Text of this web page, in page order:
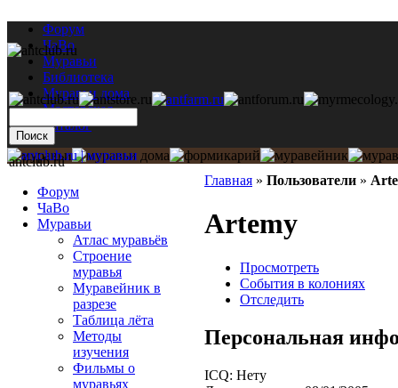
Форум
ЧаВо
Муравьи
Библиотека
Муравьи дома
Мастерская
Каталог
Главная » Пользователи »
Artemy
Просмотреть
События в колониях
Отследить
Персональная
ICQ: Нету
antclub.ru
Форум
ЧаВо
Муравьи
Атлас муравьёв
Строение
муравья
Муравейник в
разрезе
Таблица лёта
Методы
изучения
Фильмы о
муравьях